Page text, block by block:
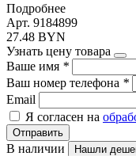
Подробнее
Арт. 9184899
27.48 BYN
Узнать цену товара
Ваше имя *
Ваш номер телефона *
Email
Я согласен на
Отправить
В наличии Нашли